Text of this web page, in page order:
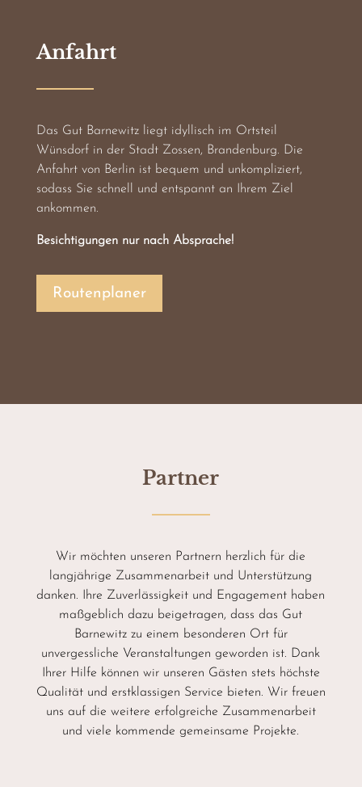
Anfahrt
Das Gut Barnewitz liegt idyllisch im Ortsteil
Wünsdorf in der Stadt Zossen, Brandenburg. Die
Anfahrt von Berlin ist bequem und unkompliziert,
sodass Sie schnell und entspannt an Ihrem Ziel
ankommen.
Besichtigungen nur nach Absprache!
Routenplaner
Partner
Wir möchten unseren Partnern herzlich für die
langjährige Zusammenarbeit und Unterstützung
danken. Ihre Zuverlässigkeit und Engagement haben
maßgeblich dazu beigetragen, dass das Gut
Barnewitz zu einem besonderen Ort für
unvergessliche Veranstaltungen geworden ist. Dank
Ihrer Hilfe können wir unseren Gästen stets höchste
Qualität und erstklassigen Service bieten. Wir freuen
uns auf die weitere erfolgreiche Zusammenarbeit
und viele kommende gemeinsame Projekte.